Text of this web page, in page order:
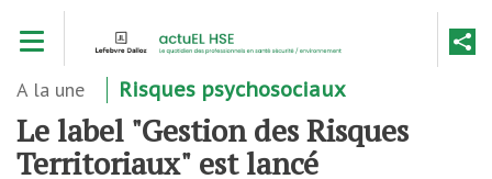
contenu
A la une Risques psychosociaux
Le label "Gestion des Risques
Territoriaux" est lancé